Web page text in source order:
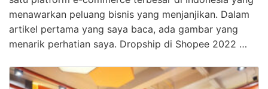
menawarkan peluang bisnis yang menjanjikan. Dalam
artikel pertama yang saya baca, ada gambar yang
menarik perhatian saya. Dropship di Shopee 2022 …